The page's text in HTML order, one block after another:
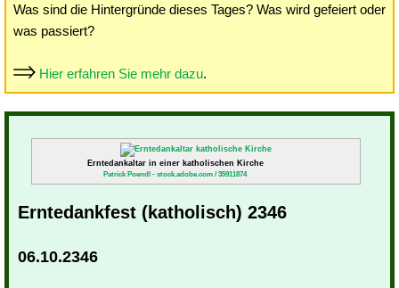
Was sind die Hintergründe dieses Tages? Was wird gefeiert oder
was passiert?
Hier erfahren Sie mehr dazu.
Erntedankaltar in einer katholischen Kirche
Patrick Poendl - stock.adobe.com / 35911874
Erntedankfest (katholisch) 2346
06.10.2346